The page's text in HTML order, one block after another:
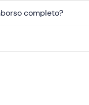
completo?